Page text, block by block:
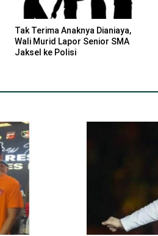
Tak Terima Anaknya Dianiaya,
Wali Murid Lapor Senior SMA
Jaksel ke Polisi